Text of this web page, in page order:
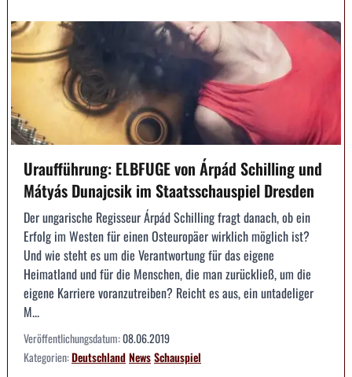
Uraufführung: ELBFUGE von Árpád Schilling und
Mátyás Dunajcsik im Staatsschauspiel Dresden
Der ungarische Regisseur Árpád Schilling fragt danach, ob ein
Erfolg im Westen für einen Osteuropäer wirklich möglich ist?
Und wie steht es um die Verantwortung für das eigene
Heimatland und für die Menschen, die man zurückließ, um die
eigene Karriere voranzutreiben? Reicht es aus, ein untadeliger
M...
Veröffentlichungsdatum:08.06.2019
Kategorien:DeutschlandNewsSchauspiel